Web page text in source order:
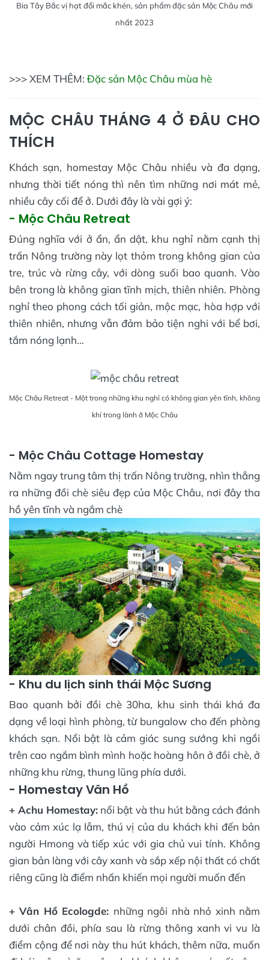
Bia Tây Bắc vị hạt đổi mắc khén, sản phẩm đặc sản Mộc Châu mới
nhất 2023
>>> XEM THÊM: Đặc sản Mộc Châu mùa hè
MỘC CHÂU THÁNG 4 Ở ĐÂU CHO
THÍCH
Khách sạn, homestay Mộc Châu nhiều và đa dạng,
nhưng thời tiết nóng thì nên tìm những nơi mát mẻ,
nhiều cây cối để ở. Dưới đây là vài gợi ý:
- Mộc Châu Retreat
Đúng nghĩa với ở ẩn, ẩn dật, khu nghỉ nằm cạnh thị
trấn Nông trường này lọt thỏm trong không gian của
tre, trúc và rừng cây, với dòng suối bao quanh. Vào
bên trong là không gian tĩnh mịch, thiên nhiên. Phòng
nghỉ theo phong cách tối giản, mộc mạc, hòa hợp với
thiên nhiên, nhưng vẫn đảm bảo tiện nghi với bể bơi,
tắm nóng lạnh…
Mộc Châu Retreat - Một trong những khu nghỉ có không gian yên tĩnh, không
khí trong lành ở Mộc Châu
- Mộc Châu Cottage Homestay
Nằm ngay trung tâm thị trấn Nông trường, nhìn thẳng
ra những đồi chè siêu đẹp của Mộc Châu, nơi đây tha
hồ yên tĩnh và ngắm chè
- Khu du lịch sinh thái Mộc Sương
Bao quanh bởi đồi chè 30ha, khu sinh thái khá đa
dạng về loại hình phòng, từ bungalow cho đến phòng
khách sạn. Nổi bật là cảm giác sung sướng khi ngồi
trên cao ngắm bình mình hoặc hoàng hôn ở đồi chè, ở
những khu rừng, thung lũng phía dưới.
- Homestay Vân Hồ
+ Achu Homestay: nổi bật và thu hút bằng cách đánh
vào cảm xúc lạ lẫm, thú vị của du khách khi đến bản
người Hmong và tiếp xúc với gia chủ vui tính. Không
gian bản làng với cây xanh và sắp xếp nội thất có chất
riêng cũng là điểm nhấn khiến mọi người muốn đến
+ Vân Hồ Ecologde: những ngôi nhà nhỏ xinh nằm
dưới chân đồi, phía sau là rừng thông xanh vi vu là
điểm cộng để nơi này thu hút khách, thêm nữa, muốn